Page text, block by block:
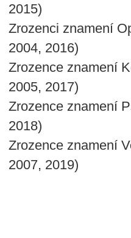
2015)
Zrozenci znamení
2004, 2016)
Zrozence znamení
2005, 2017)
Zrozence znamení
2018)
Zrozence znamení
2007, 2019)